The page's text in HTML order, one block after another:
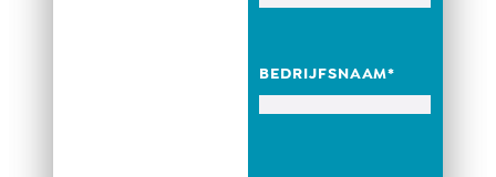
BEDRIJFSNAAM*